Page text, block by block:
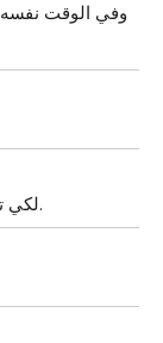
لكي تكون مجرد أفلام ديزني غير مسؤولة عن عنوانها.